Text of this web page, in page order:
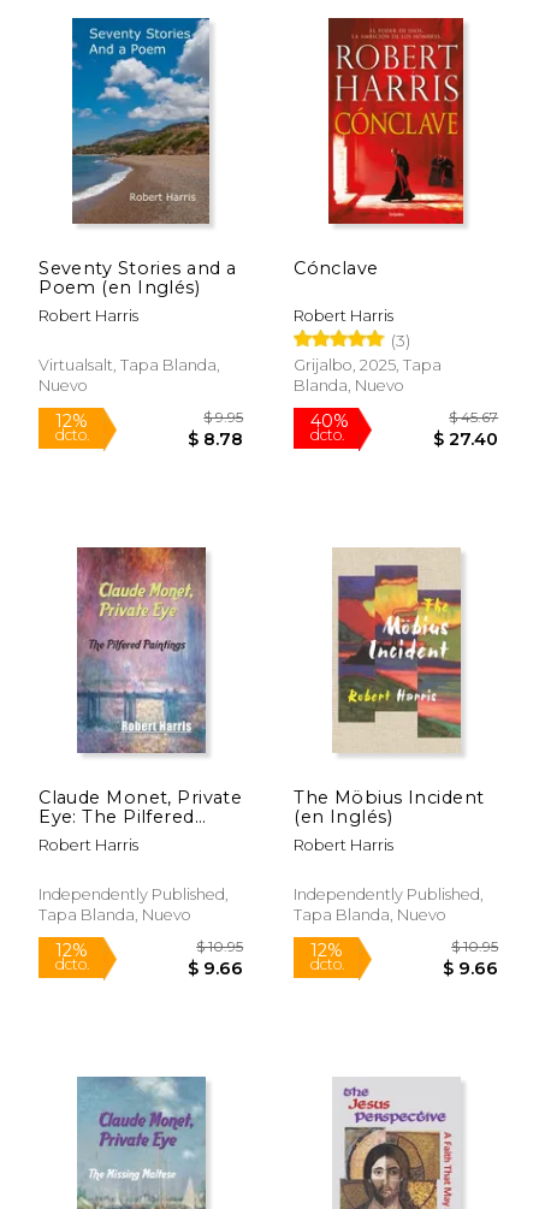
15%
dcto.
Rápido
15%
dcto.
12%
dcto.
12%
dcto.
Seventy Stories and a
Poem (en Inglés)
Robert Harris
Virtualsalt, Tapa Blanda,
Nuevo
Cónclave
Robert Harris
(3)
Grijalbo, 2025, Tapa
Blanda, Nuevo
Claude Monet, Private
Eye: The Pilfered
Paintings (en Inglés)
Robert Harris
Independently Published,
Tapa Blanda, Nuevo
The Möbius Incident
(en Inglés)
Robert Harris
Independently Published,
Tapa Blanda, Nuevo